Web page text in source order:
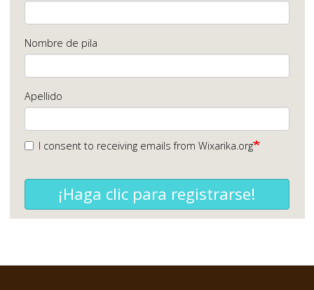
Nombre de pila
Apellido
I consent to receiving emails from Wixarika.org
¡Haga clic para registrarse!